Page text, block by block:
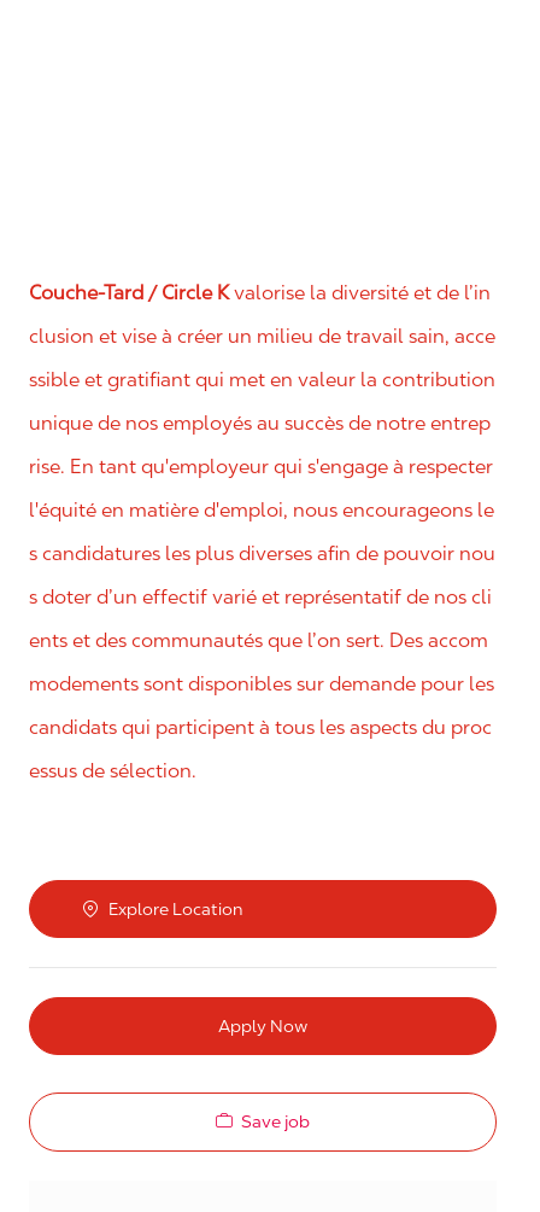
Couche-Tard / Circle Kvalorise la diversité et de l’in
clusion et vise à créer un milieu de travail sain, acce
ssible et gratifiant qui met en valeur la contribution
unique de nos employés au succès de notre entrep
rise. En tant qu'employeur qui s'engage à respecter
l'équité en matière d'emploi, nous encourageons le
s candidatures les plus diverses afin de pouvoir nou
s doter d’un effectif varié et représentatif de nos cli
ents et des communautés que l’on sert. Des accom
modements sont disponibles sur demande pour les
candidats qui participent à tous les aspects du proc
essus de sélection.
Explore Location
Apply Now
Save job